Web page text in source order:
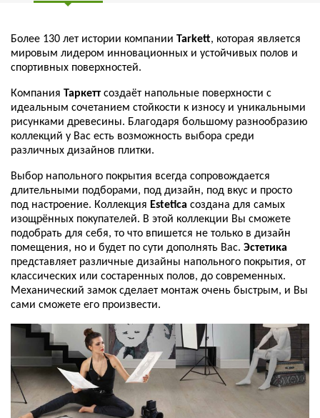
Более 130 лет истории компании Tarkett, которая является
мировым лидером инновационных и устойчивых полов и
спортивных поверхностей.
Компания Таркеттсоздаёт напольные поверхности с
идеальным сочетанием стойкости к износу и уникальными
рисунками древесины. Благодаря большому разнообразию
коллекций у Вас есть возможность выбора среди
различных дизайнов плитки.
Выбор напольного покрытия всегда сопровождается
длительными подборами, под дизайн, под вкус и просто
под настроение. Коллекция Estetica создана для самых
изощрённых покупателей. В этой коллекции Вы сможете
подобрать для себя, то что впишется не только в дизайн
помещения, но и будет по сути дополнять Вас. Эстетика
представляет различные дизайны напольного покрытия, от
классических или состаренных полов, до современных.
Механический замок сделает монтаж очень быстрым, и Вы
сами сможете его произвести.